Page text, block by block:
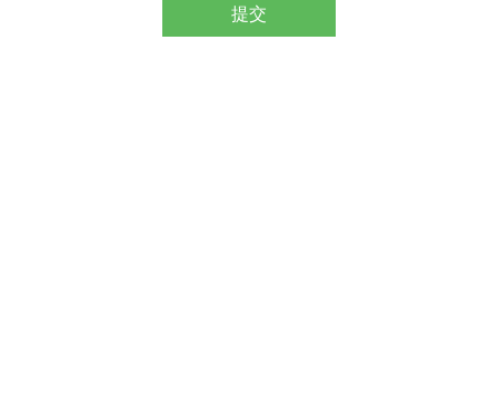
提交